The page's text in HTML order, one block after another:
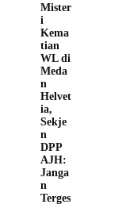
Mister
i
Kema
tian
WL di
Meda
n
Helvet
ia,
Sekje
n
DPP
AJH:
Janga
n
Terges